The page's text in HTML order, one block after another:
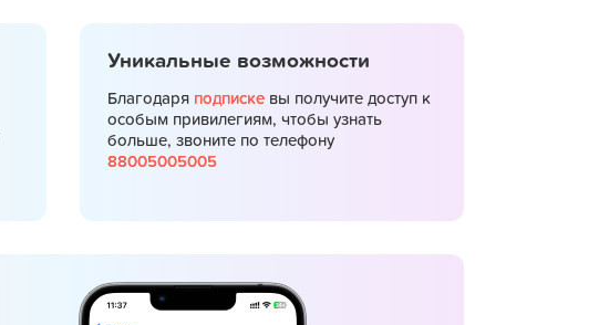
Уникальные возможности
Благодаря подписке вы получите доступ к
особым привилегиям, чтобы узнать
больше, звоните по телефону
88005005005